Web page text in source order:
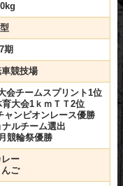
期
競技場
会チームスプリント1位
育大会1ｋｍＴＴ2位
ャンピオンレース優勝
ナルチーム選出
競輪祭優勝
レー
んご